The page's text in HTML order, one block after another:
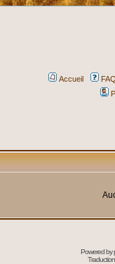
Accueil
Powered by